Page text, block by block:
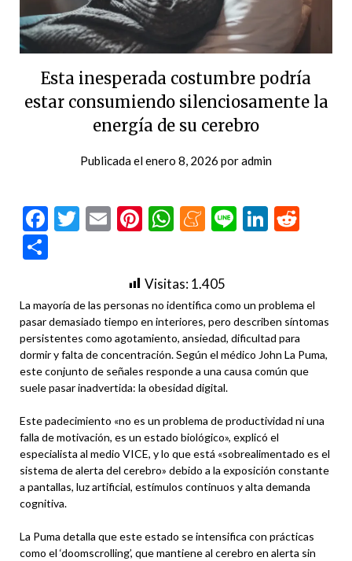
Esta inesperada costumbre podría
estar consumiendo silenciosamente la
energía de su cerebro
Publicada elenero 8, 2026 poradmin
Facebook
Twitter
EmailPinterest
WhatsApp
Meneame
Line
Visitas:1.405
La mayoría de las personas no identifica como un problema el
pasar demasiado tiempo en interiores, pero describen síntomas
persistentes como agotamiento, ansiedad, dificultad para
dormir y falta de concentración. Según el médico John La Puma,
este conjunto de señales responde a una causa común que
suele pasar inadvertida: la obesidad digital.
Este padecimiento «no es un problema de productividad ni una
falla de motivación, es un estado biológico», explicó el
especialista al medio VICE, y lo que está «sobrealimentado es el
sistema de alerta del cerebro» debido a la exposición constante
a pantallas, luz artificial, estímulos continuos y alta demanda
cognitiva.
La Puma detalla que este estado se intensifica con prácticas
como el ‘doomscrolling’, que mantiene al cerebro en alerta sin